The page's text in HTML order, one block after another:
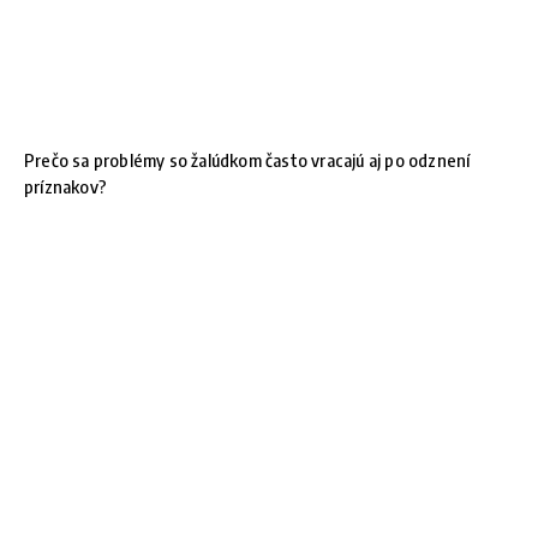
Prečo sa problémy so žalúdkom často vracajú aj po odznení
príznakov?